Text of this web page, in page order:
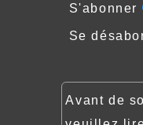
S'abonner
Se
Avant de